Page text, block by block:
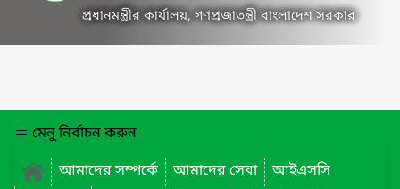
প্রধানমন্ত্রীর কার্যালয়, গণপ্রজাতন্ত্রী বাংলাদেশ সরকার
মেনু নির্বাচন করুন
আমাদের সম্পর্কে
আমাদের সেবা
আইএসসি